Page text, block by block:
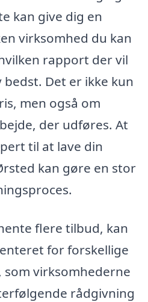
kan give dig en
virksomhed du kan
rapport der vil
Det er ikke kun
men også om
der udføres. At
til at lave din
kan gøre en stor
flere tilbud, kan
for forskellige
som virksomhederne
rådgivning